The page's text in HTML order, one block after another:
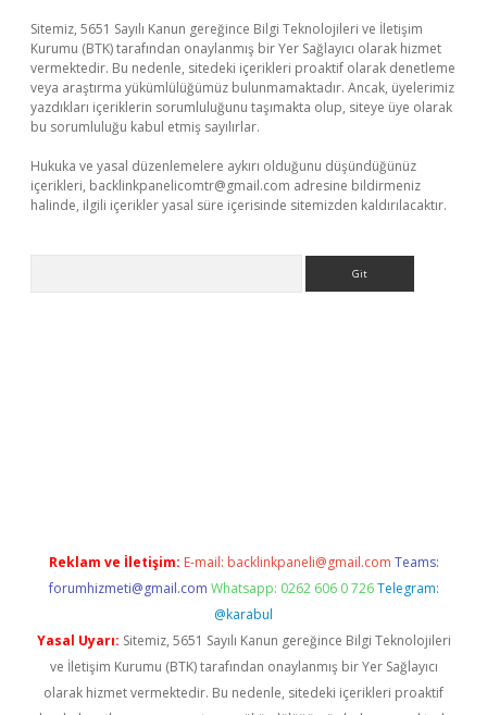
Sitemiz, 5651 Sayılı Kanun gereğince Bilgi Teknolojileri ve İletişim
Kurumu (BTK) tarafından onaylanmış bir Yer Sağlayıcı olarak hizmet
vermektedir. Bu nedenle, sitedeki içerikleri proaktif olarak denetleme
veya araştırma yükümlülüğümüz bulunmamaktadır. Ancak, üyelerimiz
yazdıkları içeriklerin sorumluluğunu taşımakta olup, siteye üye olarak
bu sorumluluğu kabul etmiş sayılırlar.
Hukuka ve yasal düzenlemelere aykırı olduğunu düşündüğünüz
içerikleri, backlinkpanelicomtr@gmail.com adresine bildirmeniz
halinde, ilgili içerikler yasal süre içerisinde sitemizden kaldırılacaktır.
Reklam ve İletişim: E-mail: backlinkpaneli@gmail.com Teams:
forumhizmeti@gmail.com Whatsapp: 0262 606 0 726 Telegram:
@karabul
Yasal Uyarı: Sitemiz, 5651 Sayılı Kanun gereğince Bilgi Teknolojileri
ve İletişim Kurumu (BTK) tarafından onaylanmış bir Yer Sağlayıcı
olarak hizmet vermektedir. Bu nedenle, sitedeki içerikleri proaktif